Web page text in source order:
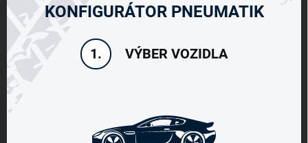
KONFIGURÁTOR PNEUMATIK
1. VÝBER VOZIDLA